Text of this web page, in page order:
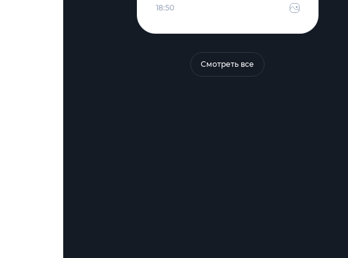
18:50
Смотреть все